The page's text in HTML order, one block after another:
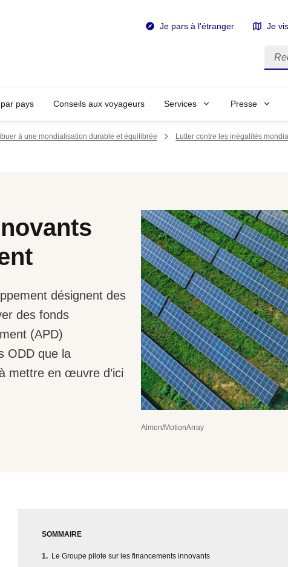
Je pars à l'étranger Je
pays Conseils aux voyageurs Services Presse
à une mondialisation durable et équilibrée Lutter contre les inégalités
désignent des
des fonds
(APD)
ODD que la
mettre en œuvre d’ici
Almon/MotionArray
SOMMAIRE
Le Groupe pilote sur les financements innovants